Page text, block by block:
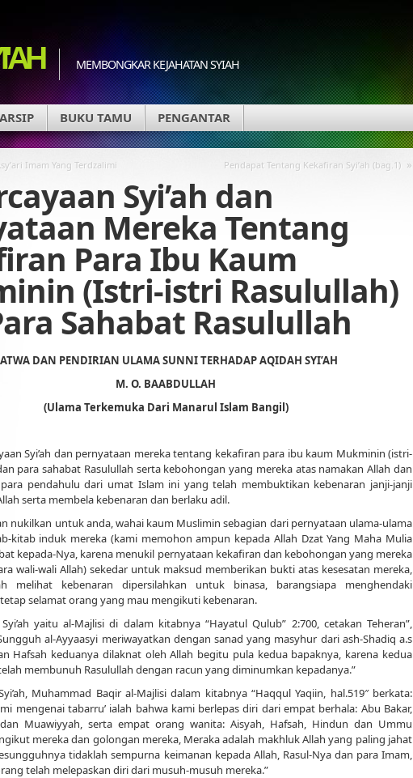
MEMBONGKAR KEJAHATAN SYIAH
ARSIP BUKU TAMU PENGANTAR
Imam Yang Terdzalimi Pendapat Tentang Kekafiran Syi’ah (bag.1) »
Syi’ah dan
Mereka Tentang
Para Ibu Kaum
(Istri-istri Rasulullah)
Sahabat Rasulullah
DAN PENDIRIAN ULAMA SUNNI TERHADAP AQIDAH SYI’AH
M. O. BAABDULLAH
(Ulama Terkemuka Dari Manarul Islam Bangil)
Syi’ah dan pernyataan mereka tentang kekafiran para ibu kaum Mukminin (istri-
para sahabat Rasulullah serta kebohongan yang mereka atas namakan Allah dan
para pendahulu dari umat Islam ini yang telah membuktikan kebenaran janji-janji
serta membela kebenaran dan berlaku adil.
nukilkan untuk anda, wahai kaum Muslimin sebagian dari pernyataan ulama-ulama
kitab induk mereka (kami memohon ampun kepada Allah Dzat Yang Maha Mulia
kepada-Nya, karena menukil pernyataan kekafiran dan kebohongan yang mereka
wali-wali Allah) sekedar untuk maksud memberikan bukti atas kesesatan mereka,
melihat kebenaran dipersilahkan untuk binasa, barangsiapa menghendaki
selamat orang yang mau mengikuti kebenaran.
yaitu al-Majlisi di dalam kitabnya “Hayatul Qulub” 2:700, cetakan Teheran”,
al-Ayyaasyi meriwayatkan dengan sanad yang masyhur dari ash-Shadiq a.s
Hafsah keduanya dilaknat oleh Allah begitu pula kedua bapaknya, karena kedua
membunuh Rasulullah dengan racun yang diminumkan kepadanya.”
Muhammad Baqir al-Majlisi dalam kitabnya “Haqqul Yaqiin, hal.519″ berkata:
mengenai tabarru’ ialah bahwa kami berlepas diri dari empat berhala: Abu Bakar,
Muawiyyah, serta empat orang wanita: Aisyah, Hafsah, Hindun dan Ummu
mereka dan golongan mereka, Meraka adalah makhluk Allah yang paling jahat
tidaklah sempurna keimanan kepada Allah, Rasul-Nya dan para Imam,
telah melepaskan diri dari musuh-musuh mereka.”